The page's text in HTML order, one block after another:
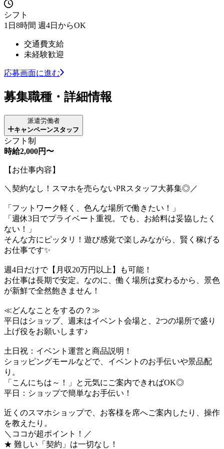
シフト
1日8時間 週4日からOK
交通費支給
未経験歓迎
応募画面に進む
募集職種・詳細情報
派遣労働者
キャンペーンスタッフ
シフト制
時給2,000円〜
【お仕事内容】
＼契約なし！スマホを売らないPRスタッフ大募集◎／
「フットワーク軽く、色んな場所で働きたい！」
「週休3日でプライベート重視。でも、お給料は妥協したく
ない！」
そんな方にピッタリ！遊び感覚で楽しみながら、賢く稼げる
お仕事です✨
週4日だけで【月収20万円以上】も可能！
お仕事は長期で安定。なのに、働く場所は変わるから、景色
が新鮮で全然飽きません！
≪どんなことをするの？≫
平日はショップ、週末はイベント会場と、2つの場所で盛り
上げ役をお願いします♪
土日祝：イベント運営と商品説明！
ショッピングモールなどで、イベントのお手伝いや景品配
り。
「こんにちは～！」と元気にご案内できればOK◎
平日：ショップで簡単なお手伝い！
近くのスマホショップで、お客様を席へご案内したり、操作
を教えたり。
＼ココが超ポイント！／
★ 難しい「契約」は一切なし！